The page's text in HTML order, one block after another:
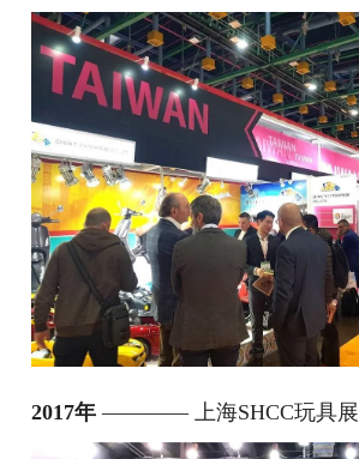
2017年 ———— 上海SHCC玩具展